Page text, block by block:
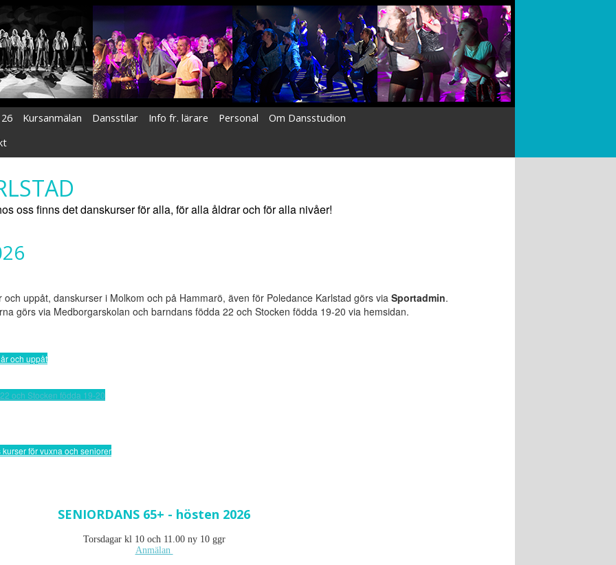
Kursanmälan Dansstilar Info fr. lärare Personal
Om Dansstudion
oss finns det danskurser för alla, för alla åldrar och för alla nivåer!
uppåt, danskurser i Molkom och på Hammarö, även för Poledance Karlstad görs via Sportadmin.
görs via Medborgarskolan och barndans födda 22 och Stocken födda 19-20 via hemsidan.
och uppåt
och Stocken födda 19-20
för vuxna och seniorer
SENIORDANS 65+ - hösten 2026
Torsdagar kl 10 och 11.00 ny 10 ggr
Anmälan